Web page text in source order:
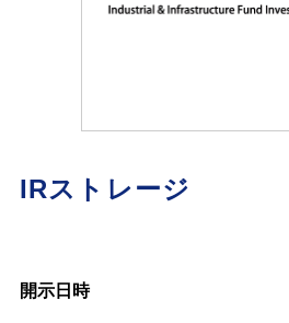
IRストレージ
開示日時